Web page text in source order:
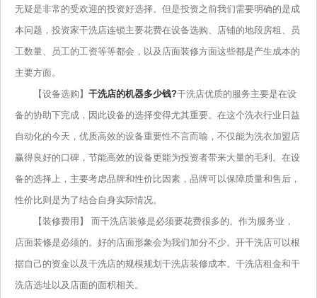
无疑是非常的受欢迎的投资好选择。但是投资之前我们需要明确的是成
本问题，投资家干洗店连锁主要花费在设备选购、店铺的地段房租、员
工数量、员工的工资等等都会，以及店面装修方面这些都是产生成本的
主要方面。
【设备选购】 干洗店的机器多少钱?干洗店优质的服务主要是在设
备的协助下完成，因此设备的选择变得尤其重要。在这个洗衣行业日益
自动化的今天，优质高效的设备重要性不言而喻，不仅能为洗衣加盟店
赢得良好的口碑，节能高效的设备更能为投资者带来大量的毛利。在设
备的选择上，主要考虑品牌和性价比因素，品牌可以保障质量和售后，
性价比则是为了结合自身实际情况。
【装修费用】 而干洗店装修是必须要花费很多的。作为服务业，
店面装修是必须的。好的店面形象会为我们加分不少。开干洗店可以根
据自己的资金以及干洗店的规模规划干洗店装修成本。干洗店租金和干
洗店选址以及店面的面积相关。